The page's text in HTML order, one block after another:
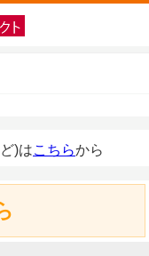
)はこちらから